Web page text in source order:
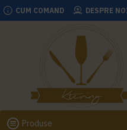
CUM COMAND DESPRE
Produse